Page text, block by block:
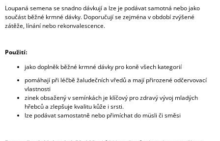
Loupaná semena se snadno dávkují a lze je podávat samotná nebo jako
součást běžné krmné dávky. Doporučují se zejména v období zvýšené
zátěže, línání nebo rekonvalescence.
Použití:
jako doplněk běžné krmné dávky pro koně všech kategorií
pomáhají při léčbě žaludečních vředů a mají přirozené odčervovací
vlastnosti
zinek obsažený v semínkách je klíčový pro zdravý vývoj mladých
hřebců a zlepšuje kvalitu kůže i srsti.
lze podávat samostatně nebo přimíchat do müsli či směsi